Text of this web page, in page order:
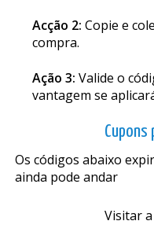
Acção 2: Copie e
compra.
Ação 3: Valide o
vantagem se
Cupons
Os códigos abaixo
ainda pode andar
Visitar